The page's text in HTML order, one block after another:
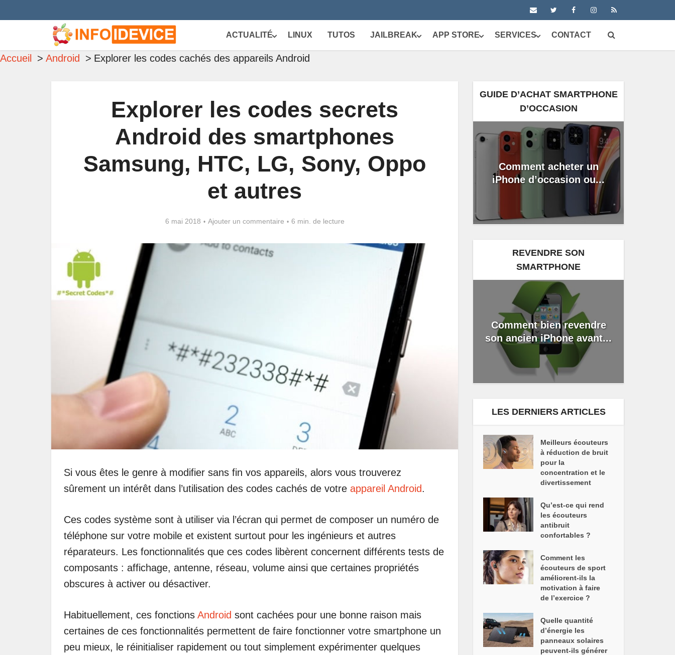
ACTUALITÉ LINUX TUTOS JAILBREAK APP STORE SERVICES CONTACT
Accueil Android Explorer les codes cachés des appareils Android
Explorer les codes secrets
Android des smartphones
Samsung, HTC, LG, Sony, Oppo
et autres
6 mai 2018 Ajouter un commentaire 6 min. de lecture
Si vous êtes le genre à modifier sans fin vos appareils, alors vous trouverez
sûrement un intérêt dans l’utilisation des codes cachés de votre appareil Android.
Ces codes système sont à utiliser via l’écran qui permet de composer un numéro de
téléphone sur votre mobile et existent surtout pour les ingénieurs et autres
réparateurs. Les fonctionnalités que ces codes libèrent concernent différents tests de
composants : affichage, antenne, réseau, volume ainsi que certaines propriétés
obscures à activer ou désactiver.
Habituellement, ces fonctions Android sont cachées pour une bonne raison mais
certaines de ces fonctionnalités permettent de faire fonctionner votre smartphone un
peu mieux, le réinitialiser rapidement ou tout simplement expérimenter quelques
GUIDE D’ACHAT SMARTPHONE
D’OCCASION
Comment acheter un
iPhone d’occasion ou...
REVENDRE SON
SMARTPHONE
Comment bien revendre
son ancien iPhone avant...
LES DERNIERS ARTICLES
Meilleurs écouteurs
à réduction de bruit
pour la
concentration et le
divertissement
Qu’est-ce qui rend
les écouteurs
antibruit
confortables ?
Comment les
écouteurs de sport
améliorent-ils la
motivation à faire
de l’exercice ?
Quelle quantité
d’énergie les
panneaux solaires
peuvent-ils générer